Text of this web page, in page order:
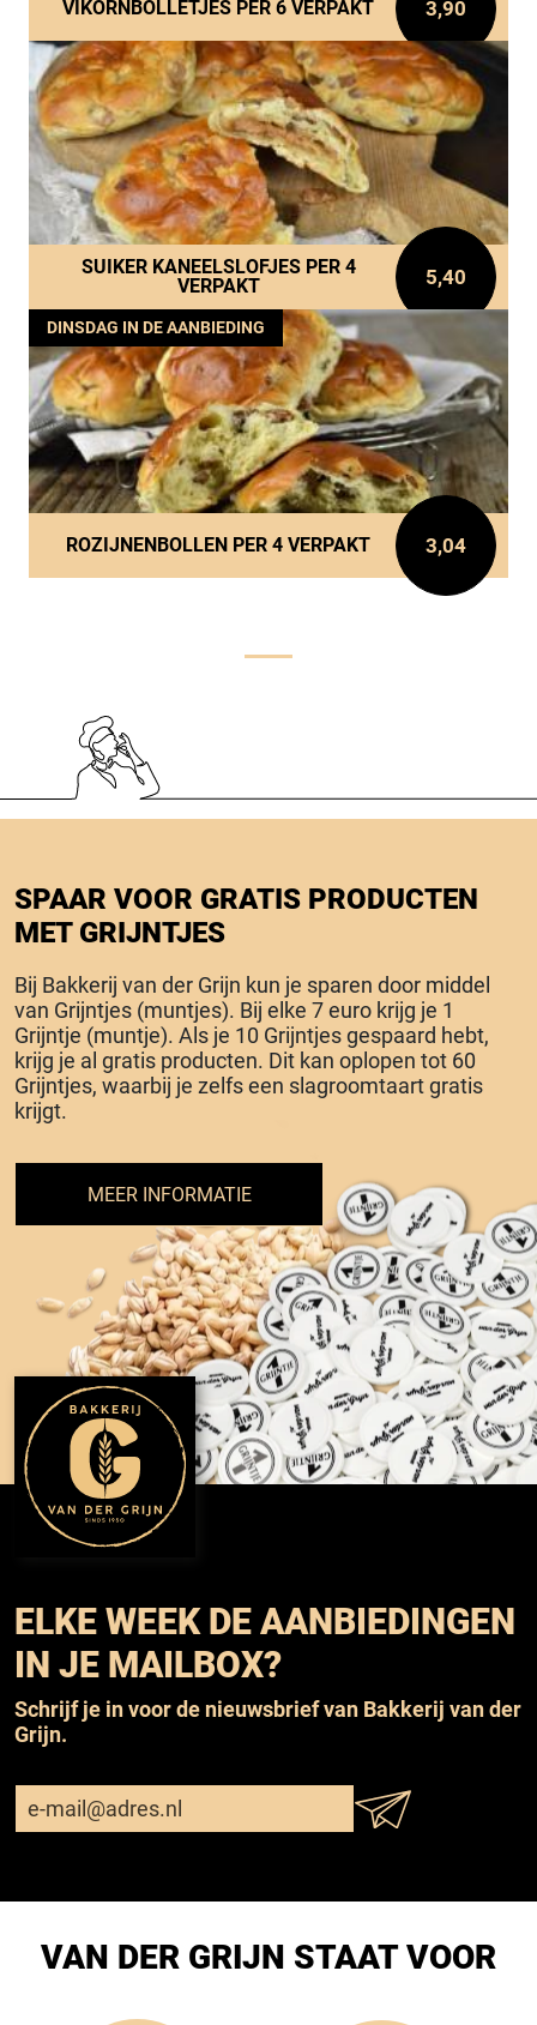
VIKORNBOLLETJES PER 6 VERPAKT 3,90
SUIKER KANEELSLOFJES PER 4
VERPAKT
5,40
DINSDAG IN DE AANBIEDING
ROZIJNENBOLLEN PER 4 VERPAKT 3,04
SPAAR VOOR GRATIS PRODUCTEN
MET GRIJNTJES
Bij Bakkerij van der Grijn kun je sparen door middel
van Grijntjes (muntjes). Bij elke 7 euro krijg je 1
Grijntje (muntje). Als je 10 Grijntjes gespaard hebt,
krijg je al gratis producten. Dit kan oplopen tot 60
Grijntjes, waarbij je zelfs een slagroomtaart gratis
krijgt.
MEER INFORMATIE
ELKE WEEK DE AANBIEDINGEN
IN JE MAILBOX?
Schrijf je in voor de nieuwsbrief van Bakkerij van der
Grijn.
VAN DER GRIJN STAAT VOOR